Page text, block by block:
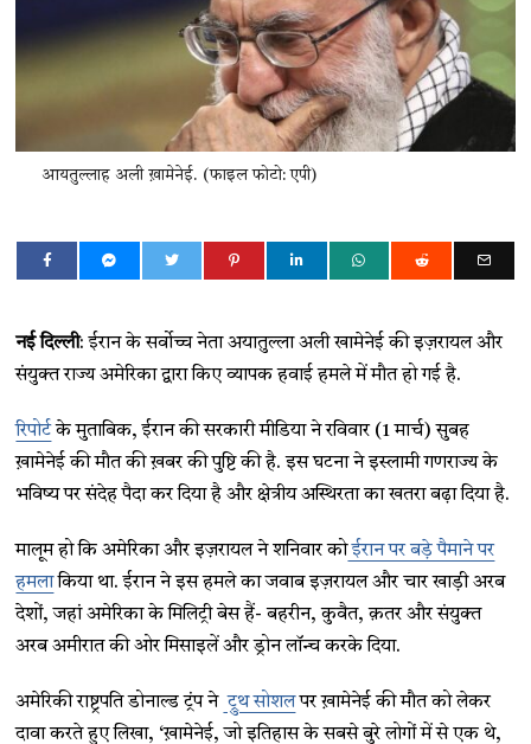
आयतुल्लाह अली ख़ामेनेई. (फाइल फोटो: एपी)
नई दिल्ली: ईरान के सर्वोच्च नेता अयातुल्ला अली खामेनेई की इज़रायल और
संयुक्त राज्य अमेरिका द्वारा किए व्यापक हवाई हमले में मौत हो गई है.
रिपोर्टके मुताबिक, ईरान की सरकारी मीडिया ने रविवार (1 मार्च) सुबह
ख़ामेनेई की मौत की ख़बर की पुष्टि की है. इस घटना ने इस्लामी गणराज्य के
भविष्य पर संदेह पैदा कर दिया है और क्षेत्रीय अस्थिरता का खतरा बढ़ा दिया है.
मालूम हो कि अमेरिका और इज़रायल ने शनिवार कोईरान पर बड़े पैमाने पर
हमलाकिया था. ईरान ने इस हमले का जवाब इज़रायल और चार खाड़ी अरब
देशों, जहां अमेरिका के मिलिट्री बेस हैं- बहरीन, कुवैत, क़तर और संयुक्त
अरब अमीरात की ओर मिसाइलें और ड्रोन लॉन्च करके दिया.
अमेरिकी राष्ट्रपति डोनाल्ड ट्रंप ने ट्रुथ सोशलपर ख़ामेनेई की मौत को लेकर
दावा करते हुए लिखा, ‘ख़ामेनेई, जो इतिहास के सबसे बुरे लोगों में से एक थे,